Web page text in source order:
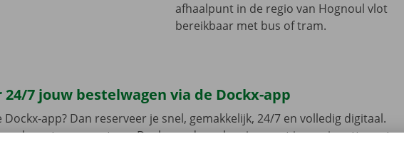
afhaalpunt in de regio van Hognoul vlot
bereikbaar met bus of tram.
24/7 jouw bestelwagen via de Dockx-app
Dockx-app? Dan reserveer je snel, gemakkelijk, 24/7 en volledig digitaal.
meer met een Dockx medewerker: je opent je camionette met